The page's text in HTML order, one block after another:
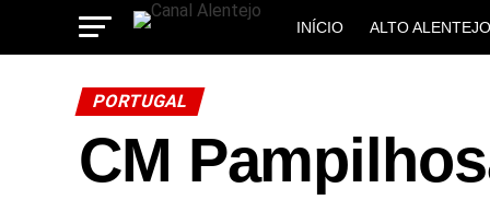
INÍCIO ALTO ALENTEJO
PORTUGAL
CM